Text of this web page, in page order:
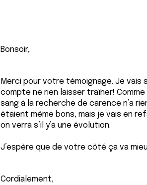
Bonsoir,
Merci pour votre témoignage. Je
compte ne rien laisser traîner!
sang à la recherche de carence n’a
étaient même bons, mais je vais en
on verra s’il y’a une évolution.
J’espère que de votre côté ça va
Cordialement,